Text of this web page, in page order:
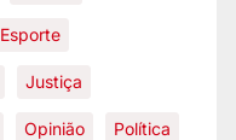
Esporte
Justiça
Opinião Política